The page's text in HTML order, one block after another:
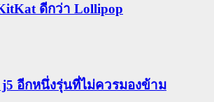
ดีกว่า Lollipop
j5 อีกหนึ่งรุ่นที่ไม่ควรมองข้าม